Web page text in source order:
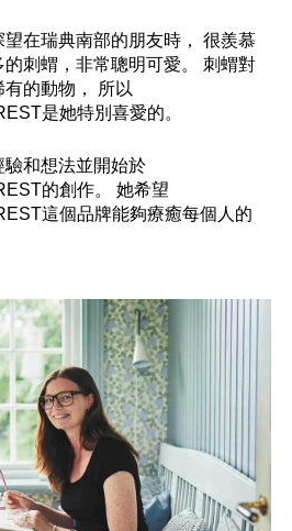
在瑞典南部的朋友時， 很羨慕
刺蝟，非常聰明可愛。 刺蝟對
的動物， 所以
是她特別喜愛的。
和想法並開始於
的創作。 她希望
這個品牌能夠療癒每個人的